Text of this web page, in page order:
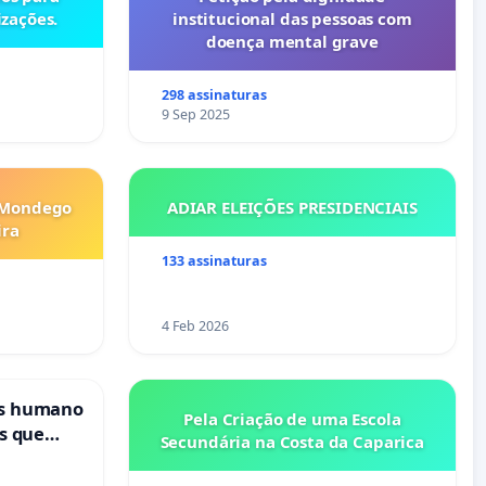
institucional das pessoas com
doença mental grave
298 assinaturas
9 Sep 2025
ADIAR ELEIÇÕES PRESIDENCIAIS
133 assinaturas
4 Feb 2026
humano
que
Pela Criação de uma Escola
Secundária na Costa da Caparica